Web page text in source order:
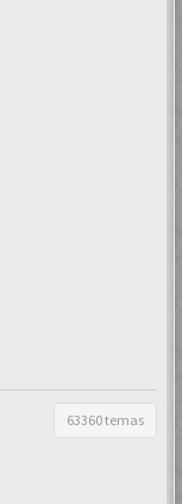
63360 temas